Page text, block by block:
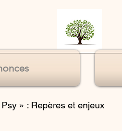
» : Repères et enjeux